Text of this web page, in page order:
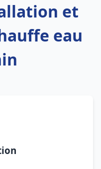
et
eau